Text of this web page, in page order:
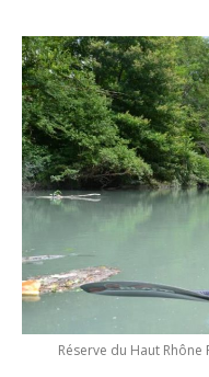
Réserve du Haut